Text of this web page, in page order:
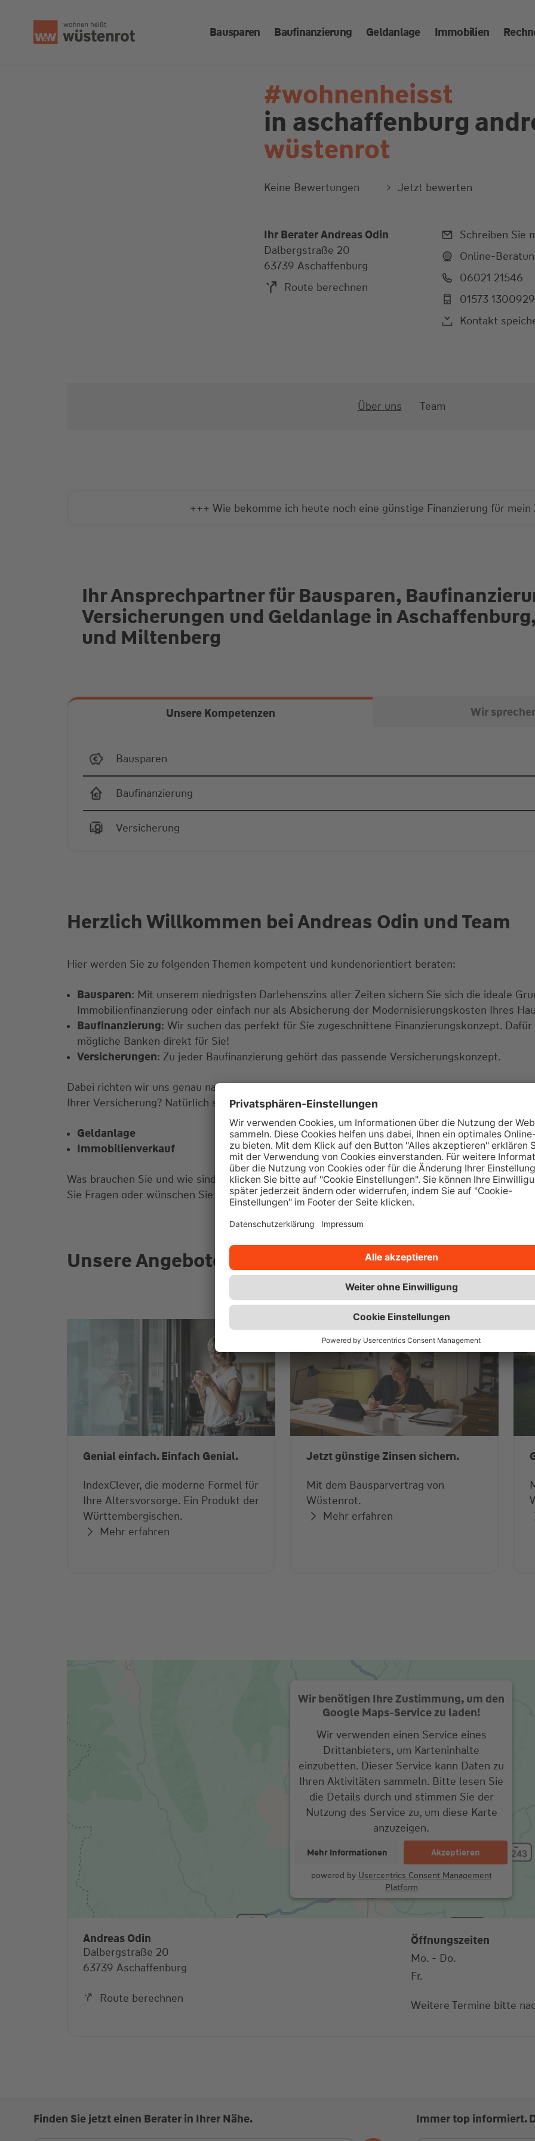
Bausparen Baufinanzierung Geldanlage Immobilien
#wohnenheisst
in aschaffenburg
wüstenrot
Keine Bewertungen Jetzt bewerten
Ihr Berater Andreas Odin
Dalbergstraße 20
63739 Aschaffenburg
Route berechnen
Schreiben Sie
Online-
06021 21546
01573 1300929
Kontakt
Über uns Team
+++ Wie bekomme ich heute noch eine günstige Finanzierung für mein
Ihr Ansprechpartner für Bausparen,
Versicherungen und Geldanlage in
und Miltenberg
Unsere Kompetenzen Wir
Bausparen
Baufinanzierung
Versicherung
Herzlich Willkommen bei Andreas Odin und Team
Hier werden Sie zu folgenden Themen kompetent und kundenorientiert beraten:
Bausparen: Mit unserem niedrigsten Darlehenszins aller Zeiten sichern Sie sich die ideale
Immobilienfinanzierung oder einfach nur als Absicherung der Modernisierungskosten Ihres
Baufinanzierung: Wir suchen das perfekt für Sie zugeschnittene Finanzierungskonzept.
mögliche Banken direkt für Sie!
Versicherungen: Zu jeder Baufinanzierung gehört das passende Versicherungskonzept.
Dabei richten wir uns genau nach Ihren Wünschen! Was ist Ihnen bei einer guten Versicherung
Ihrer Versicherung? Natürlich sind wir auch Ihre feste Größe zu allen weiteren Versicherungen.
Geldanlage
Immobilienverkauf
Was brauchen Sie und wie sind Ihre Vorstellungen? Lassen Sie uns doch gemeinsam über die
Sie Fragen oder wünschen Sie einen Beratungstermin? Dann rufen Sie gerne bei uns an oder
Unsere Angebote für Sie
Genial einfach. Einfach Genial.
IndexClever, die moderne Formel für
Ihre Altersvorsorge. Ein Produkt der
Württembergischen.
Mehr erfahren
Jetzt günstige Zinsen sichern.
Mit dem Bausparvertrag von
Wüstenrot.
Mehr erfahren
Wir benötigen Ihre Zustimmung, um den
Google Maps-Service zu laden!
Wir verwenden einen Service eines
Drittanbieters, um Karteninhalte
einzubetten. Dieser Service kann Daten zu
Ihren Aktivitäten sammeln. Bitte lesen Sie
die Details durch und stimmen Sie der
Nutzung des Service zu, um diese Karte
anzuzeigen.
Mehr Informationen Akzeptieren
powered by Usercentrics Consent Management
Platform
Andreas Odin
Dalbergstraße 20
63739 Aschaffenburg
Route berechnen
Öffnungszeiten
Mo. - Do.
Fr.
Weitere Termine bitte
Finden Sie jetzt einen Berater in Ihrer Nähe. Immer top informiert.